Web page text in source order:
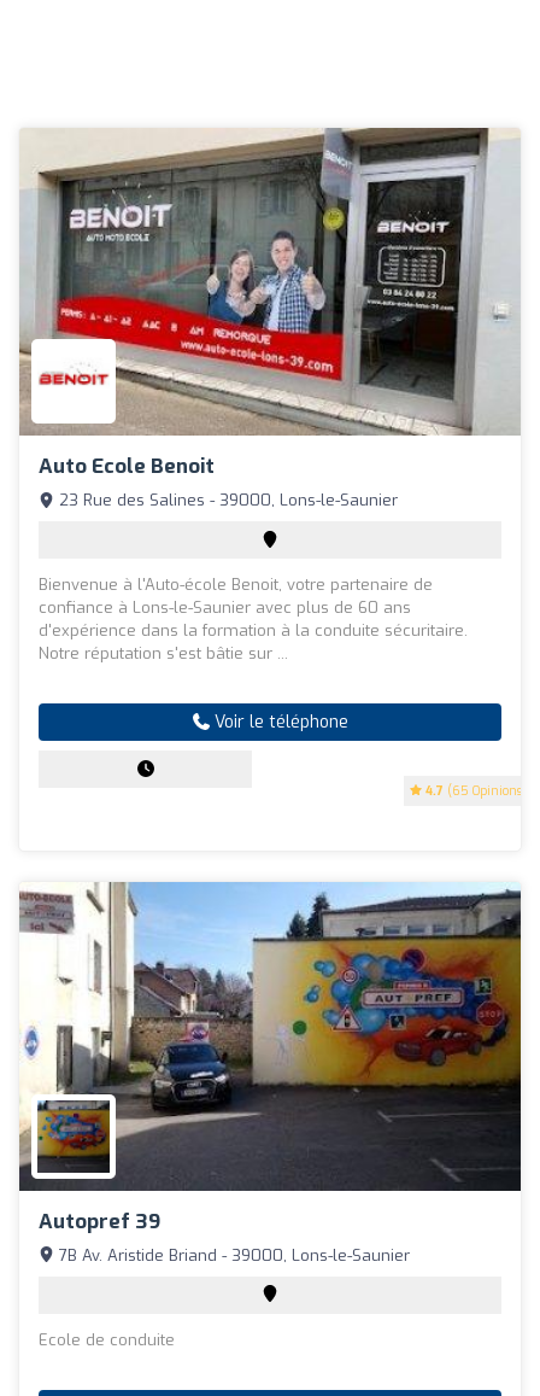
Auto Ecole Benoit
4.7 (65 Opinions)
23 Rue des Salines - 39000, Lons-le-Saunier
Bienvenue à l'Auto-école Benoit, votre partenaire de
confiance à Lons-le-Saunier avec plus de 60 ans
d'expérience dans la formation à la conduite sécuritaire.
Notre réputation s'est bâtie sur ...
Voir le téléphone
Autopref 39
7B Av. Aristide Briand - 39000, Lons-le-Saunier
Ecole de conduite